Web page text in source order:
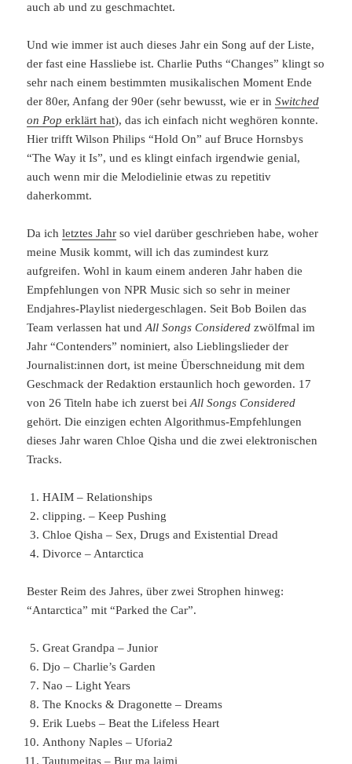
auch ab und zu geschmachtet.
Und wie immer ist auch dieses Jahr ein Song auf der Liste,
der fast eine Hassliebe ist. Charlie Puths “Changes” klingt so
sehr nach einem bestimmten musikalischen Moment Ende
der 80er, Anfang der 90er (sehr bewusst, wie er inSwitched
on Pop erklärt hat), das ich einfach nicht weghören konnte.
Hier trifft Wilson Philips “Hold On” auf Bruce Hornsbys
“The Way it Is”, und es klingt einfach irgendwie genial,
auch wenn mir die Melodielinie etwas zu repetitiv
daherkommt.
Da ichletztes Jahr so viel darüber geschrieben habe, woher
meine Musik kommt, will ich das zumindest kurz
aufgreifen. Wohl in kaum einem anderen Jahr haben die
Empfehlungen von NPR Music sich so sehr in meiner
Endjahres-Playlist niedergeschlagen. Seit Bob Boilen das
Team verlassen hat undAll Songs Considered zwölfmal im
Jahr “Contenders” nominiert, also Lieblingslieder der
Journalist:innen dort, ist meine Überschneidung mit dem
Geschmack der Redaktion erstaunlich hoch geworden. 17
von 26 Titeln habe ich zuerst beiAll Songs Considered
gehört. Die einzigen echten Algorithmus-Empfehlungen
dieses Jahr waren Chloe Qisha und die zwei elektronischen
Tracks.
HAIM – Relationships
clipping. – Keep Pushing
Chloe Qisha – Sex, Drugs and Existential Dread
Divorce – Antarctica
Bester Reim des Jahres, über zwei Strophen hinweg:
“Antarctica” mit “Parked the Car”.
Great Grandpa – Junior
Djo – Charlie’s Garden
Nao – Light Years
The Knocks & Dragonette – Dreams
Erik Luebs – Beat the Lifeless Heart
Anthony Naples – Uforia2
Tautumeitas – Bur ma laimi